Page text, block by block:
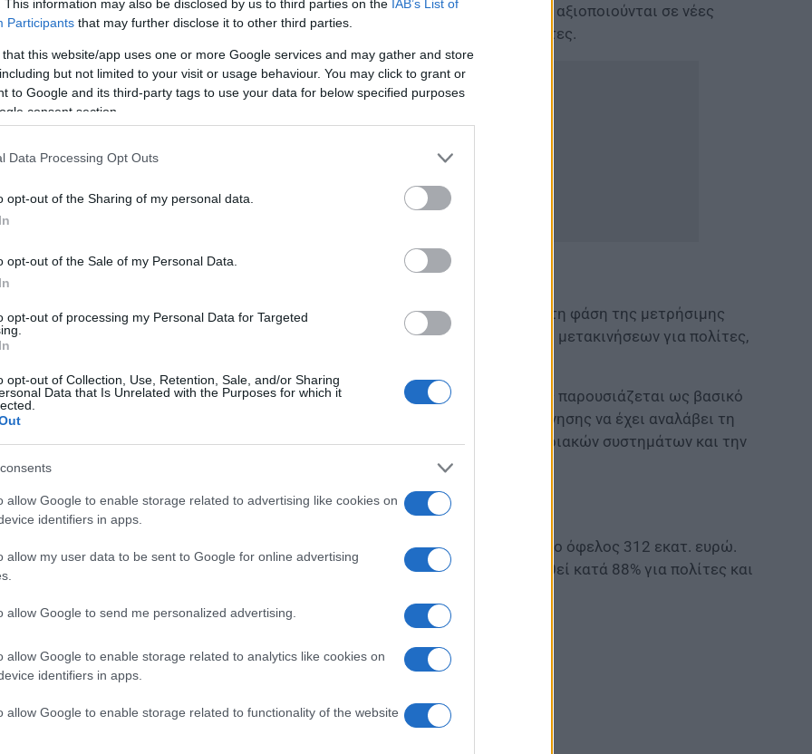
This information may also be disclosed by us to third parties on the IAB’s List of
Participants that may further disclose it to other third parties.
that this website/app uses one or more Google services and may gather and store
but not limited to your visit or usage behaviour. You may click to grant or
to Google and its third-party tags to use your data for below specified purposes
consent section.
Data Processing Opt Outs
opt-out of the Sharing of my personal data.
opt-out of the Sale of my Personal Data.
opt-out of processing my Personal Data for Targeted
opt-out of Collection, Use, Retention, Sale, and/or Sharing
Data that Is Unrelated with the Purposes for which it
allow Google to enable storage related to advertising like cookies on
identifiers in apps.
allow my user data to be sent to Google for online advertising
allow Google to send me personalized advertising.
allow Google to enable storage related to analytics like cookies on
identifiers in apps.
allow Google to enable storage related to functionality of the website
και τη δυνατότητα επαναχρησιμοποίησης, ώστε τα δεδομένα να αξιοποιούνται σε νέες
ερευνητικά εργαλεία και καινοτόμες επιχειρηματικές δραστηριότητες.
έχει πλέον περάσει από τη φάση της απλής ψηφιακής εξυπηρέτησης στη φάση της μετρήσιμης
καθώς τα στοιχεία δείχνουν σημαντική μείωση χρόνου, κόστους και μετακινήσεων για πολίτες,
χρόνια μετά την έναρξη λειτουργίας του, η ενιαία ψηφιακή πύλη του κράτους παρουσιάζεται ως βασικό
του ψηφιακού μετασχηματισμού, με το υπουργείο Ψηφιακής Διακυβέρνησης να έχει αναλάβει τη
ενός ενιαίου οικοσυστήματος υπηρεσιών, τη διασύνδεση πληροφοριακών συστημάτων και την
κοινών προτύπων διαλειτουργικότητας.
οι μετρήσεις για τις υπηρεσίες
gov.grκαταγράφει ετήσιο όφελος 312 εκατ. ευρώ.
με την αποτίμηση, ο χρόνος ολοκλήρωσης των διαδικασιών έχει μειωθεί κατά 88% για πολίτες και